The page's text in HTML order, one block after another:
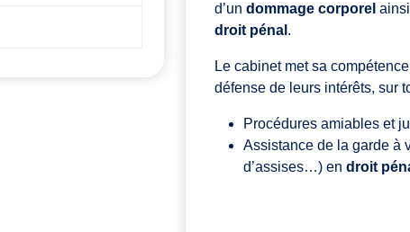
d’un dommage corporel
droit pénal .
Le cabinet met sa
défense de leurs intérêts, sur
Procédures amiables et
Assistance de la garde à
d’assises…) en droit